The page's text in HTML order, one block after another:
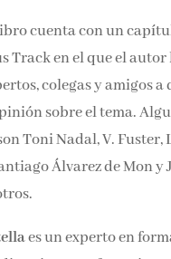
cuenta con un
Track en el que el autor
colegas y amigos a
sobre el tema.
Toni Nadal, V. Fuster, L.
Álvarez de Mon y